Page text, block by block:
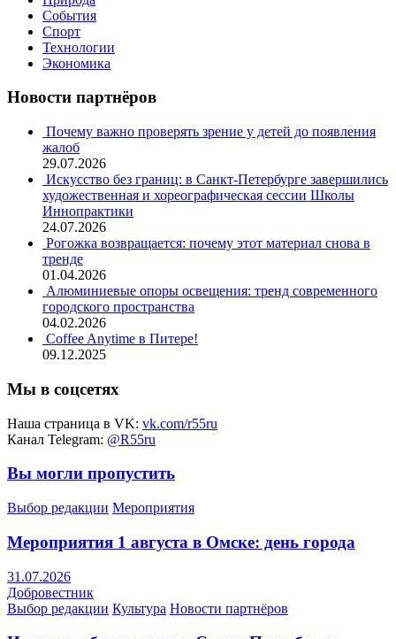
События
Спорт
Технологии
Экономика
Новости партнёров
Почему важно проверять зрение у детей до появления
жалоб
29.07.2026
Искусство без границ: в Санкт-Петербурге завершились
художественная и хореографическая сессии Школы
Иннопрактики
24.07.2026
Рогожка возвращается: почему этот материал снова в
тренде
01.04.2026
Алюминиевые опоры освещения: тренд современного
городского пространства
04.02.2026
Coffee Anytime в Питере!
09.12.2025
Мы в соцсетях
Наша страница в VK: vk.com/r55ru
Канал Telegram: @R55ru
Вы могли пропустить
Выбор редакции Мероприятия
Мероприятия 1 августа в Омске: день города
31.07.2026
Добровестник
Выбор редакции Культура Новости партнёров